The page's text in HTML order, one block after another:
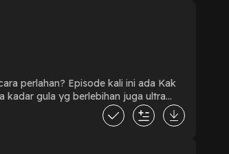
kadar gula yg berlebihan juga ultra
untuk memperhatikan kandungan